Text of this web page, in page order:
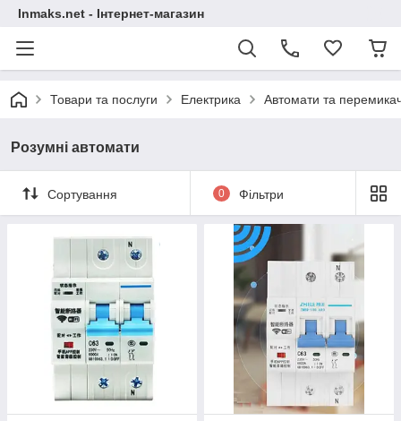
Inmaks.net - Інтернет-магазин
Товари та послуги Електрика Автомати та
Розумні автомати
Сортування 0 Фільтри